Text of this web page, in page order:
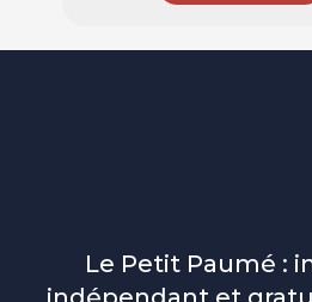
Le Petit Paumé :